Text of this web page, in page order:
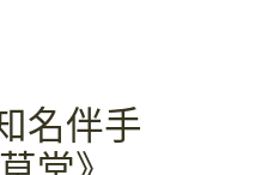
名伴手